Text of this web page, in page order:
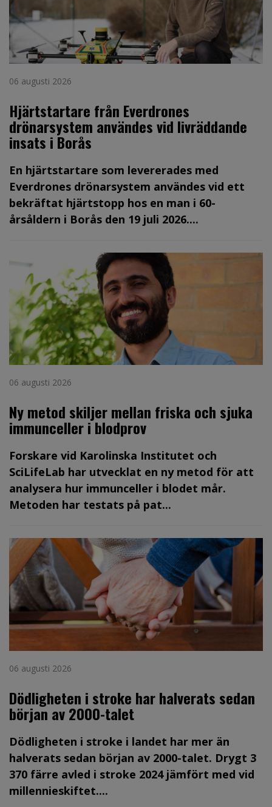
06 augusti 2026
Hjärtstartare från Everdrones
drönarsystem användes vid livräddande
insats i Borås
En hjärtstartare som levererades med
Everdrones drönarsystem användes vid ett
bekräftat hjärtstopp hos en man i 60-
årsåldern i Borås den 19 juli 2026....
06 augusti 2026
Ny metod skiljer mellan friska och sjuka
immunceller i blodprov
Forskare vid Karolinska Institutet och
SciLifeLab har utvecklat en ny metod för att
analysera hur immunceller i blodet mår.
Metoden har testats på pat...
06 augusti 2026
Dödligheten i stroke har halverats sedan
början av 2000-talet
Dödligheten i stroke i landet har mer än
halverats sedan början av 2000-talet. Drygt 3
370 färre avled i stroke 2024 jämfört med vid
millennieskiftet....